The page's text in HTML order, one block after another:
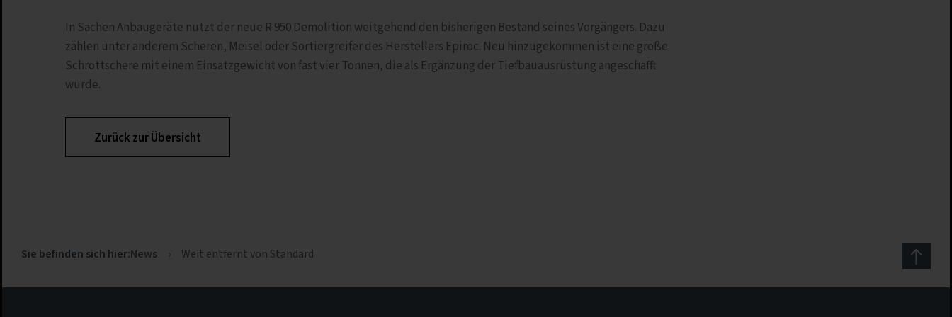
In Sachen Anbaugeräte nutzt der neue R 950 Demolition weitgehend den bisherigen Bestand seines Vorgängers. Dazu
zählen unter anderem Scheren, Meisel oder Sortiergreifer des Herstellers Epiroc. Neu hinzugekommen ist eine große
Schrottschere mit einem Einsatzgewicht von fast vier Tonnen, die als Ergänzung der Tiefbauausrüstung angeschafft
wurde.
Zurück zur Übersicht
Sie befinden sich hier:News › Weit entfernt von Standard